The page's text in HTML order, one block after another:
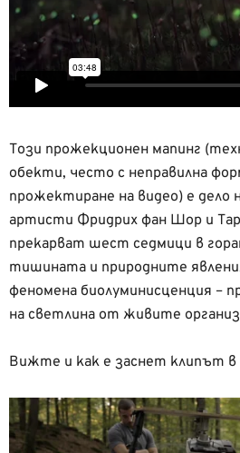
Този прожекционен мапинг
обекти, често с неправилна
прожектиране на видео) е дело
артисти Фридрих фан Шор и
прекарват шест седмици в
тишината и природните
феномена биолуминисценция –
на светлина от живите
Вижте и как е заснет клипът в